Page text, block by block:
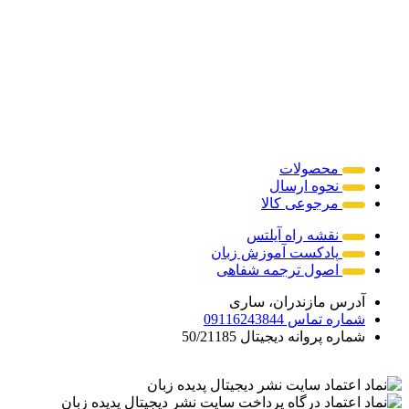
محصولات
نحوه ارسال
مرجوعی کالا
نقشه راه آیلتس
پادکست آموزش زبان
اصول ترجمه شفاهی
آدرس مازندران، ساری
شماره تماس 09116243844
شماره پروانه دیجیتال 50/21185